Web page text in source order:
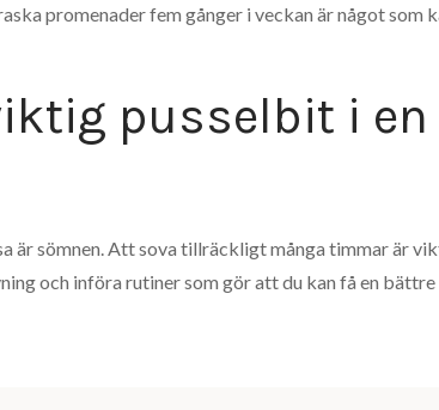
promenader fem gånger i veckan är något som
pusselbit i en
är sömnen. Att sova tillräckligt många timmar är
och införa rutiner som gör att du kan få en